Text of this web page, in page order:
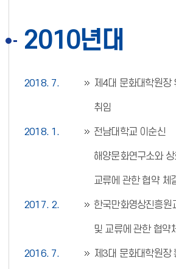
2010년대
2018. 7. 제4대 문화대학원장
취임
2018. 1. 전남대학교 이순신
해양문화연구소와
교류에 관한 협약 체
2017. 2. 한국만화영상진흥원
및 교류에 관한 협약
2016. 7. 제3대 문화대학원장